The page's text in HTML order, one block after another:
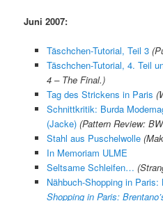
Juni 2007:
Täschchen-Tutorial, Teil 3
Täschchen-Tutorial, 4. Teil
4 – The Final.)
Tag des Strickens in Paris
Schnittkritik: Burda
(Jacke) (Pattern Review:
Stahl aus Puschelwolle
In Memoriam ULME
Seltsame Schleifen…
Nähbuch-Shopping in Paris:
Shopping in Paris: